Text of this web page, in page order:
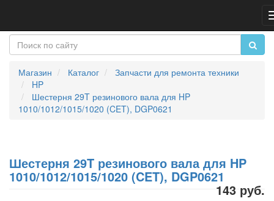
Магазин Каталог
Запчасти для ремонта техники
HP
Шестерня 29T резинового вала для HP
1010/1012/1015/1020 (CET), DGP0621
Шестерня 29T резинового вала для HP
1010/1012/1015/1020 (CET), DGP0621
143 руб.